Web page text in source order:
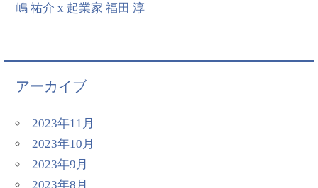
嶋 祐介 x 起業家 福田 淳
アーカイブ
2023年11月
2023年10月
2023年9月
2023年8月